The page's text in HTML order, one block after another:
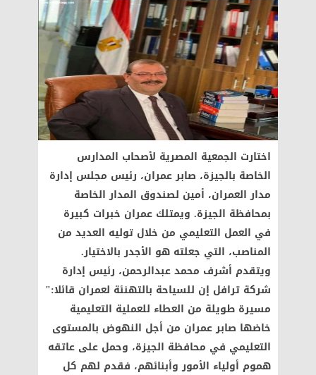
اختارت الجمعية المصرية لأصحاب المدارس
الخاصة بالجيزة، صابر عمران، رئيس مجلس إدارة
مدار العمران، أمين لصندوق المدار الخاصة
بمحافظة الجيزة. ويمتلك عمران خبرات كبيرة
في العمل التعليمي من خلال توليه العديد من
المناصب، التي جعلته هو الأجدر بالاختيار.
ويتقدم أشرف محمد عبدالرحمن، رئيس إدارة
شركة ترافل إن للسياحة بالتهنئة لعمران قائلا:"
مسيرة طويلة من العطاء للعملية التعليمية
خاضها صابر عمران من أجل النهوض بالمستوى
التعليمي في محافظة الجيزة، وحمل على عاتقه
هموم أولياء الأمور وأبنائهم، فقدم لهم كل